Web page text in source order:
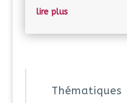
lire plus
Thématiques